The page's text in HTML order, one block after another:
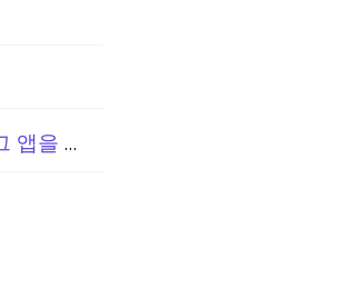
앱 내에서 uTorrent Pro를 구매했습니다. 그런데 Google Play에서 그 앱을 보니 아직도 앱을 구매해야 하는 것으로 나옵니다. 같은 앱을 다시 구매해야 하나요?